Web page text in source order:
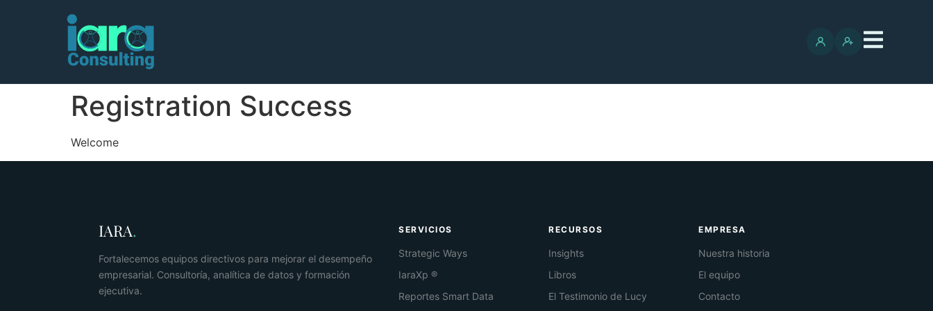
Registration Success
Welcome
IARA.
Fortalecemos equipos directivos para mejorar el desempeño
empresarial. Consultoría, analítica de datos y formación
ejecutiva.
SERVICIOS
Strategic Ways
IaraXp ®
Reportes Smart Data
RECURSOS
Insights
Libros
El Testimonio de Lucy
EMPRESA
Nuestra historia
El equipo
Contacto